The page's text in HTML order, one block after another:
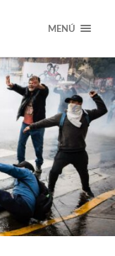
MENÚ